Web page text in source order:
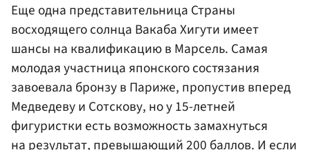
Еще одна представительница Страны
восходящего солнца Вакаба Хигути имеет
шансы на квалификацию в Марсель. Самая
молодая участница японского состязания
завоевала бронзу в Париже, пропустив вперед
Медведеву и Сотскову, но у 15-летней
фигуристки есть возможность замахнуться
на результат, превышающий 200 баллов. И если